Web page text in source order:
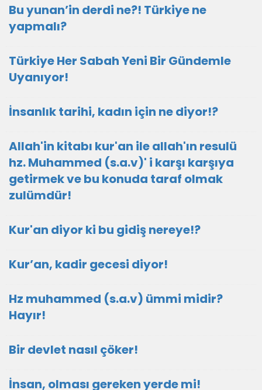
Bu yunan’in derdi ne?! Türkiye ne
yapmalı?
Türkiye Her Sabah Yeni Bir Gündemle
Uyanıyor!
İnsanlık tarihi, kadın için ne diyor!?
Allah'in kitabı kur'an ile allah'ın resulü
hz. Muhammed (s.a.v)' i karşı karşıya
getirmek ve bu konuda taraf olmak
zulümdür!
Kur'an diyor ki bu gidiş nereye!?
Kur’an, kadir gecesi diyor!
Hz muhammed (s.a.v) ümmi midir?
Hayır!
Bir devlet nasıl çöker!
İnsan, olması gereken yerde mi!